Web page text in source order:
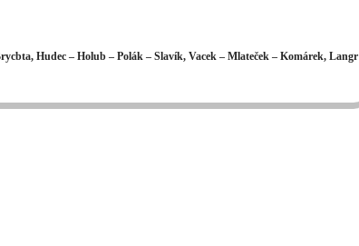
Hudec – Holub – Polák – Slavík, Vacek – Mlateček – Komárek, Langr